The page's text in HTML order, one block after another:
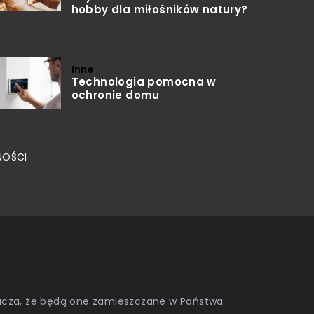
hobby dla miłośników natury?
Inne
Technologia pomocna w
ochronie domu
że będą one zamieszczane w Państwa